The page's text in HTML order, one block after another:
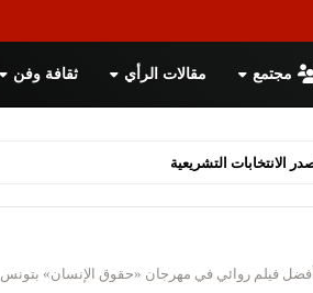
مجتمع مقالات الرأي ثقافة وفن
الحكومة البريطانية
فيلم روائي في مهرجان «حقوق الإنسان» بتونس